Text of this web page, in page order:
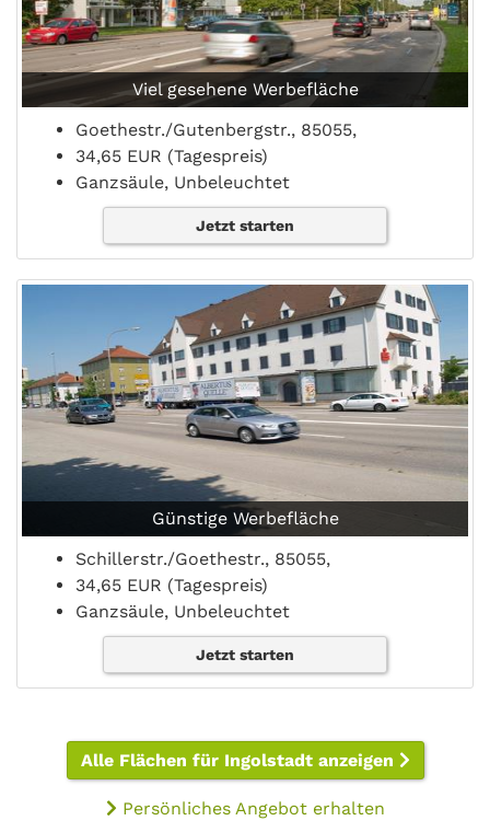
Viel gesehene Werbefläche
Goethestr./Gutenbergstr., 85055,
34,65 EUR (Tagespreis)
Ganzsäule, Unbeleuchtet
Jetzt starten
Günstige Werbefläche
Schillerstr./Goethestr., 85055,
34,65 EUR (Tagespreis)
Ganzsäule, Unbeleuchtet
Jetzt starten
Alle Flächen für Ingolstadt anzeigen
Persönliches Angebot erhalten